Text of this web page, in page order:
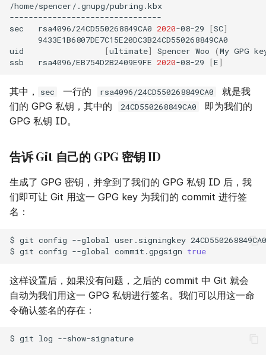
/home/spencer/.gnupg/pubring.kbx
--------------------------------
sec
rsa4096/24CD550268849CA0 2020-08-29 [SC]
9433E1B6807DE7C15E20DC3B24CD550268849CA0
uid
[ultimate] Spencer Woo (My GPG
ssb
rsa4096/EB754D2B2409E9FE 2020-08-29 [E]
其中， sec 一行的 rsa4096/24CD550268849CA0
就是我
们的 GPG 私钥，其中的
24CD550268849CA0
即为我们的
GPG 私钥 ID。
告诉 Git 自己的 GPG 密钥 ID
生成了 GPG 密钥，并拿到了我们的 GPG 私钥 ID 后，我
们即可让 Git 用这一 GPG key 为我们的 commit 进行签
名：
$ git config --global user.signingkey 24CD550268849CA0
$ git config --global commit.gpgsign true
这样设置后，如果没有问题，之后的 commit 中 Git 就会
自动为我们用这一 GPG 私钥进行签名。我们可以用这一命
令确认签名的存在：
$ git log --show-signature